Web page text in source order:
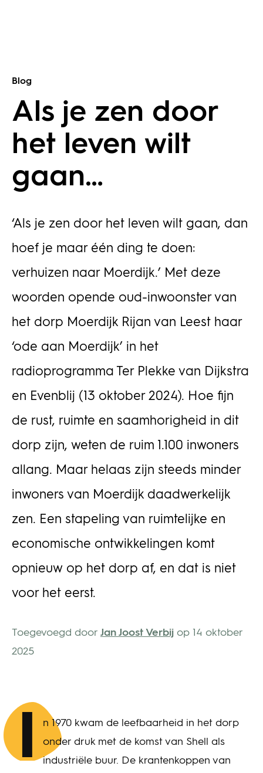
Blog
Als je zen door
het leven wilt
gaan…
‘Als je zen door het leven wilt gaan, dan
hoef je maar één ding te doen:
verhuizen naar Moerdijk.’ Met deze
woorden opende oud-inwoonster van
het dorp Moerdijk Rijan van Leest haar
‘ode aan Moerdijk’ in het
radioprogramma Ter Plekke van Dijkstra
en Evenblij (13 oktober 2024). Hoe fijn
de rust, ruimte en saamhorigheid in dit
dorp zijn, weten de ruim 1.100 inwoners
allang. Maar helaas zijn steeds minder
inwoners van Moerdijk daadwerkelijk
zen. Een stapeling van ruimtelijke en
economische ontwikkelingen komt
opnieuw op het dorp af, en dat is niet
voor het eerst.
Toegevoegd door Jan Joost Verbij op 14 oktober
2025
I
n 1970 kwam de leefbaarheid in het dorp
onder druk met de komst van Shell als
industriële buur. De krantenkoppen van